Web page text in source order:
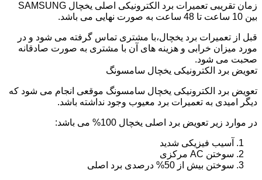
زمان تقریبی تعمیرات برد الکترونیکی اصلی یخچال SAMSUNG
بین 10 ساعت تا 48 ساعت به صورت نهایی می باشد.
قبل از تعمیرات برد یخچال،با مشتری تماس گرفته می شود و در
مورد میزان خرابی و هزینه های آن با مشتری به صورت صادقانه
صحبت می شود.
تعویض برد الکترونیکی یخچال سامسونگ
تعویض برد الکترونیکی یخچال سامسونگ موقعی انجام می شود که
دیگر امیدی به تعمیرات برد معیوب وجود نداشته باشد.
در موارد زیر تعویض برد اصلی یخچال 100% می باشد:
آسیب فیزیکی شدید
سوختن AC مرکزی
سوختن بیش از 50% درصدی برد اصلی